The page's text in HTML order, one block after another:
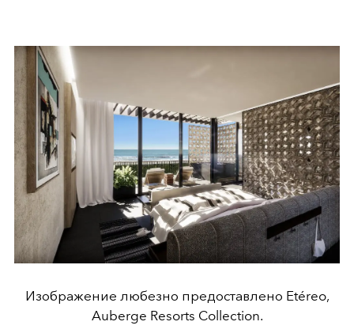
Изображение любезно предоставлено Etéreo,
Auberge Resorts Collection.